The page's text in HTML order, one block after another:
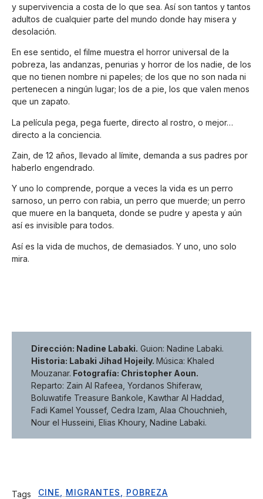
y supervivencia a costa de lo que sea. Así son tantos y tantos
adultos de cualquier parte del mundo donde hay misera y
desolación.
En ese sentido, el filme muestra el horror universal de la
pobreza, las andanzas, penurias y horror de los nadie, de los
que no tienen nombre ni papeles; de los que no son nada ni
pertenecen a ningún lugar; los de a pie, los que valen menos
que un zapato.
La película pega, pega fuerte, directo al rostro, o mejor…
directo a la conciencia.
Zain, de 12 años, llevado al límite, demanda a sus padres por
haberlo engendrado.
Y uno lo comprende, porque a veces la vida es un perro
sarnoso, un perro con rabia, un perro que muerde; un perro
que muere en la banqueta, donde se pudre y apesta y aún
así es invisible para todos.
Así es la vida de muchos, de demasiados. Y uno, uno solo
mira.
Dirección: Nadine Labaki. Guion: Nadine Labaki.
Historia: Labaki Jihad Hojeily.Música: Khaled
Mouzanar. Fotografía: Christopher Aoun.
Reparto: Zain Al Rafeea, Yordanos Shiferaw,
Boluwatife Treasure Bankole, Kawthar Al Haddad,
Fadi Kamel Youssef, Cedra Izam, Alaa Chouchnieh,
Nour el Husseini, Elias Khoury, Nadine Labaki.
Tags CINE MIGRANTES POBREZA